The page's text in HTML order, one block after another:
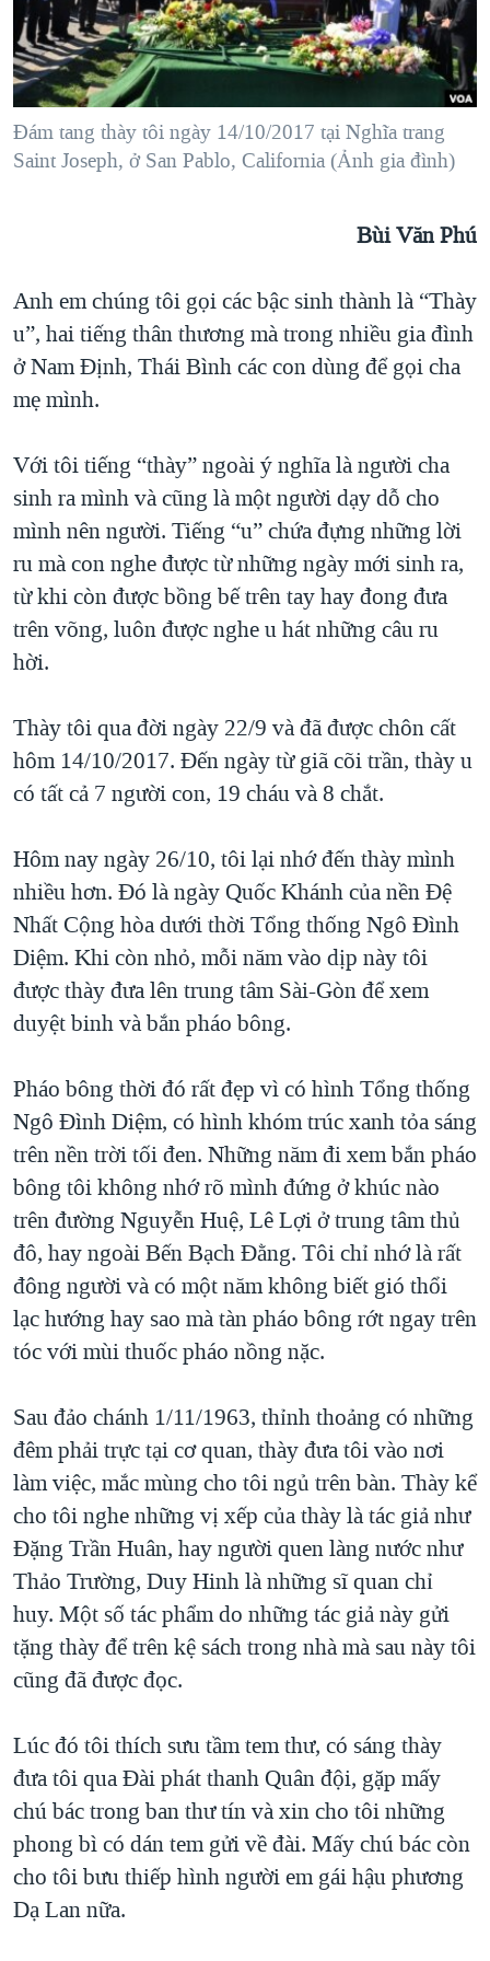
"Tìm"NGƯỜI VIỆT HẢI NGOẠI
ĐỜI SỐNG
KINH TẾ
KHOA HỌC
GIÁO DỤC
TẠI
HÀNH TRÌNH BẦU CỬ 2024
MỘT NĂM CHIẾN TRANH TẠI DẢI GAZA
GIẢI MÃ VÀNH ĐAI & CON ĐƯỜNG
NGÀY TỊ NẠN THẾ GIỚI
CÁC GIÁ TRỊ CỘNG HÒA Ở VIỆT NAM
THƯỢNG ĐỈNH TRUMP-KIM TẠI VIỆT NAM
TRỊNH VĨNH BÌNH VS. CHÍNH PHỦ VIỆT NAM
BÊN KIA QUỐC LỘ: TIẾNG VỌNG TỪ NÔNG THÔN MỸ
VIDEO
NGHE
MẠNG XÃ HỘI
Đám tang thày tôi ngày 14/10/2017 tại Nghĩa trang
Saint Joseph, ở San Pablo, California (Ảnh gia đình)
Bùi Văn Phú
Anh em chúng tôi gọi các bậc sinh thành là “Thày
u”, hai tiếng thân thương mà trong nhiều gia đình
ở Nam Định, Thái Bình các con dùng để gọi cha
mẹ mình.
Với tôi tiếng “thày” ngoài ý nghĩa là người cha
sinh ra mình và cũng là một người dạy dỗ cho
mình nên người. Tiếng “u” chứa đựng những lời
ru mà con nghe được từ những ngày mới sinh ra,
từ khi còn được bồng bế trên tay hay đong đưa
trên võng, luôn được nghe u hát những câu ru
hời.
Thày tôi qua đời ngày 22/9 và đã được chôn cất
hôm 14/10/2017. Đến ngày từ giã cõi trần, thày u
có tất cả 7 người con, 19 cháu và 8 chắt.
Hôm nay ngày 26/10, tôi lại nhớ đến thày mình
nhiều hơn. Đó là ngày Quốc Khánh của nền Đệ
Nhất Cộng hòa dưới thời Tổng thống Ngô Đình
Diệm. Khi còn nhỏ, mỗi năm vào dịp này tôi
được thày đưa lên trung tâm Sài-Gòn để xem
duyệt binh và bắn pháo bông.
Pháo bông thời đó rất đẹp vì có hình Tổng thống
Ngô Đình Diệm, có hình khóm trúc xanh tỏa sáng
trên nền trời tối đen. Những năm đi xem bắn pháo
bông tôi không nhớ rõ mình đứng ở khúc nào
trên đường Nguyễn Huệ, Lê Lợi ở trung tâm thủ
đô, hay ngoài Bến Bạch Đằng. Tôi chỉ nhớ là rất
đông người và có một năm không biết gió thổi
lạc hướng hay sao mà tàn pháo bông rớt ngay trên
tóc với mùi thuốc pháo nồng nặc.
Sau đảo chánh 1/11/1963, thỉnh thoảng có những
đêm phải trực tại cơ quan, thày đưa tôi vào nơi
làm việc, mắc mùng cho tôi ngủ trên bàn. Thày kể
cho tôi nghe những vị xếp của thày là tác giả như
Đặng Trần Huân, hay người quen làng nước như
Thảo Trường, Duy Hinh là những sĩ quan chỉ
huy. Một số tác phẩm do những tác giả này gửi
tặng thày để trên kệ sách trong nhà mà sau này tôi
cũng đã được đọc.
Lúc đó tôi thích sưu tầm tem thư, có sáng thày
đưa tôi qua Đài phát thanh Quân đội, gặp mấy
chú bác trong ban thư tín và xin cho tôi những
phong bì có dán tem gửi về đài. Mấy chú bác còn
cho tôi bưu thiếp hình người em gái hậu phương
Dạ Lan nữa.